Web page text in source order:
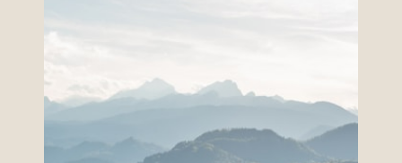
Créer
Se retrouver